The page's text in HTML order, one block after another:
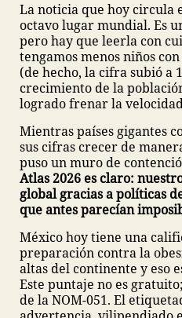
La noticia que hoy circula
octavo lugar mundial. Es
pero hay que leerla con
tengamos menos niños
(de hecho, la cifra subió a
crecimiento de la
logrado frenar la
Mientras países gigantes
sus cifras crecer de
puso un muro de
Atlas 2026 es claro:
global gracias a políticas
que antes parecían
México hoy tiene una
preparación contra la
altas del continente y eso
Este puntaje no es
de la NOM-051. El